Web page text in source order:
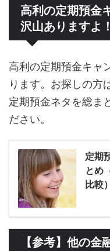
高利の定期預金
沢山ありますよ！
高利の定期預金キャ
ります。お探しの方
定期預金ネタを総ま
ださい。
定期
とめ
比較
【参考】他の金